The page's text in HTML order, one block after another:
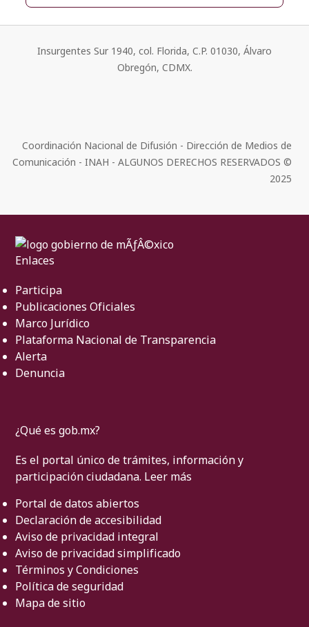
Insurgentes Sur 1940, col. Florida, C.P. 01030, Álvaro
Obregón, CDMX.
Coordinación Nacional de Difusión - Dirección de Medios de
Comunicación - INAH - ALGUNOS DERECHOS RESERVADOS ©
2025
Enlaces
Participa
Publicaciones Oficiales
Marco Jurídico
Plataforma Nacional de Transparencia
Alerta
Denuncia
¿Qué es gob.mx?
Es el portal único de trámites, información y
participación ciudadana. Leer más
Portal de datos abiertos
Declaración de accesibilidad
Aviso de privacidad integral
Aviso de privacidad simplificado
Términos y Condiciones
Política de seguridad
Mapa de sitio